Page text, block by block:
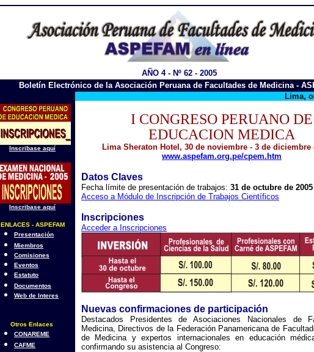
AÑO 4 - Nº 62 - 2005
Boletín Electrónico de la Asociación Peruana de Facultades de Medicina -
Inscribase aquí
Inscribase aquí
ENLACES - ASPEFAM
Presentación
Miembros
Comisiones
Eventos
Estatuto
Documentos
Web de Interes
Otros Enlaces
CONAREME
CAFME
Lima,
I CONGRESO PERUANO DE
EDUCACION MEDICA
Lima Sheraton Hotel, 30 de noviembre - 3 de diciembre
www.aspefam.org.pe/cpem.htm
Datos Claves
Fecha límite de presentación de trabajos: 31 de octubre de 2005
Acceso a Módulo de Inscripción de Trabajos Científicos
Inscripciones
Acceder a Inscripciones
Nuevas confirmaciones de participación
Destacados Presidentes de Asociaciones Nacionales de
Medicina, Directivos de la Federación Panamericana de
de Medicina y expertos internacionales en educación
confirmando su asistencia al Congreso: